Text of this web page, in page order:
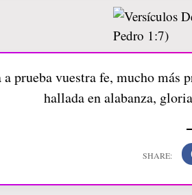
a prueba vuestra fe, mucho más
hallada en alabanza,